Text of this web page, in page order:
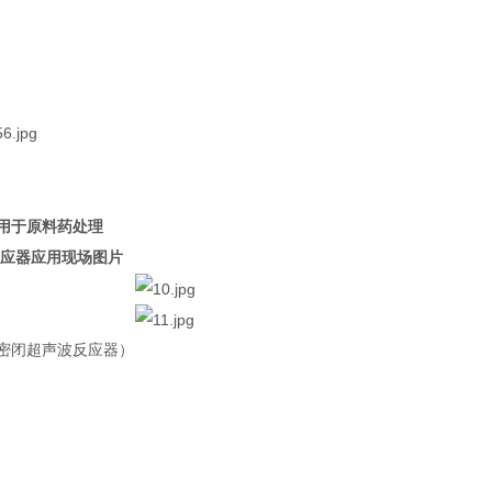
于原料药处理
器应用现场图片
闭超声波反应器）